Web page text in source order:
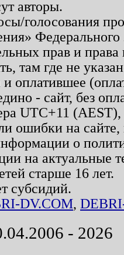
авторы.
голосования
прав и
там где не
и оплатившее
- сайт, без
UTC+11
ошибки на
о
на актуальные
старше 16 лет.
субсидий.
DV.COM,
- 2026